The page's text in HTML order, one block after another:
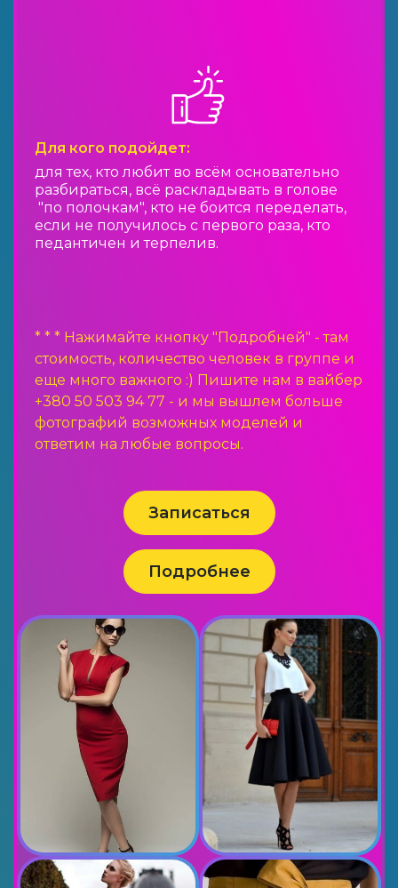
Для кого подойдет:
для тех, кто любит во всём основательно
разбираться, всё раскладывать в голове
"по полочкам", кто не боится переделать,
если не получилось с первого раза, кто
педантичен и терпелив.
* * * Нажимайте кнопку "Подробней" - там
стоимость, количество человек в группе и
еще много важного :) Пишите нам в вайбер
+380 50 503 94 77 - и мы вышлем больше
фотографий возможных моделей и
ответим на любые вопросы.
Записаться
Подробнее